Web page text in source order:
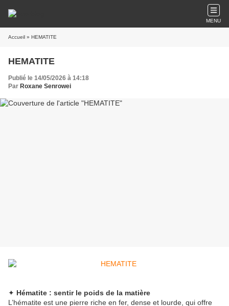
MENU
Accueil » HEMATITE
HEMATITE
Publié le 14/05/2026 à 14:18
Par Roxane Senrowei
✦ Hématite : sentir le poids de la matière
L’hématite est une pierre riche en fer, dense et lourde, qui offre